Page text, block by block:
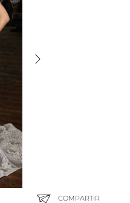
COMPARTIR